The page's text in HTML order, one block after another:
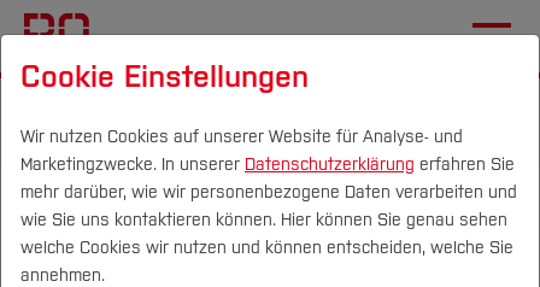
Campus Personen DE|EN Quicklinks
Mechatronik und Maschinenbau
Einrichtungen
Lehrveranstaltung Mechatronik
Cookie Einstellungen
Wir nutzen Cookies auf unserer Website für Analyse- und
Marketingzwecke. In unserer Datenschutzerklärung erfahren Sie
mehr darüber, wie wir personenbezogene Daten verarbeiten und
wie Sie uns kontaktieren können. Hier können Sie genau sehen
welche Cookies wir nutzen und können entscheiden, welche Sie
annehmen.